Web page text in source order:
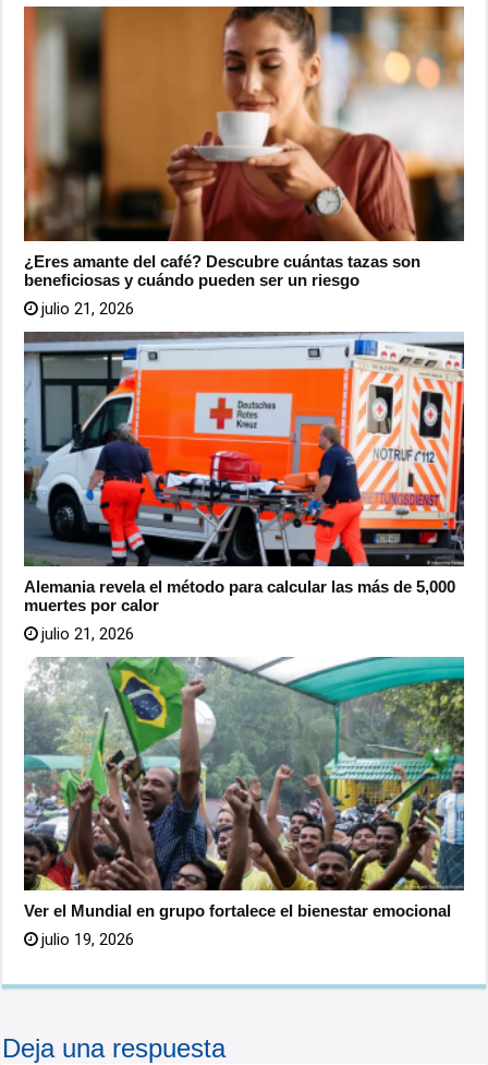
¿Eres amante del café? Descubre cuántas tazas son
beneficiosas y cuándo pueden ser un riesgo
julio 21, 2026
Alemania revela el método para calcular las más de 5,000
muertes por calor
julio 21, 2026
Ver el Mundial en grupo fortalece el bienestar emocional
julio 19, 2026
Deja una respuesta